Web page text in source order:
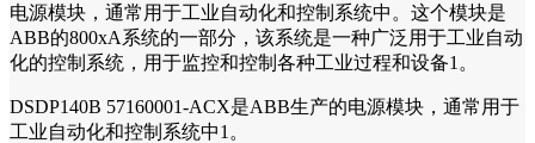
电源模块，通常用于工业自动化和控制系统中。这个模块是
ABB的800xA系统的一部分，该系统是一种广泛用于工业自动
化的控制系统，用于监控和控制各种工业过程和设备1。
DSDP140B 57160001-ACX是ABB生产的电源模块，通常用于
工业自动化和控制系统中1。